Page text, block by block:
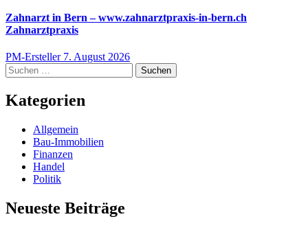
Zahnarzt in Bern – www.zahnarztpraxis-in-bern.ch
Zahnarztpraxis
PM-Ersteller 7. August 2026
Suchen
nach:
Kategorien
Allgemein
Bau-Immobilien
Finanzen
Handel
Politik
Neueste Beiträge